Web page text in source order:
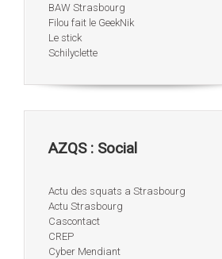
BAW Strasbourg
Filou fait le GeekNik
Le stick
Schilyclette
AZQS : Social
Actu des squats a Strasbourg
Actu Strasbourg
Cascontact
CREP
Cyber Mendiant